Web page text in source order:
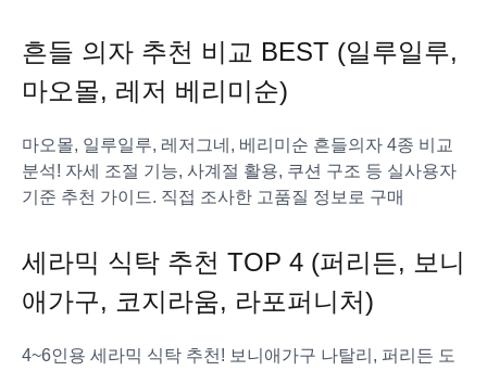
흔들 의자 추천 비교 BEST (일루일루,
마오몰, 레저 베리미순)
마오몰, 일루일루, 레저그네, 베리미순 흔들의자 4종 비교
분석! 자세 조절 기능, 사계절 활용, 쿠션 구조 등 실사용자
기준 추천 가이드. 직접 조사한 고품질 정보로 구매
세라믹 식탁 추천 TOP 4 (퍼리든, 보니
애가구, 코지라움, 라포퍼니처)
4~6인용 세라믹 식탁 추천! 보니애가구 나탈리, 퍼리든 도